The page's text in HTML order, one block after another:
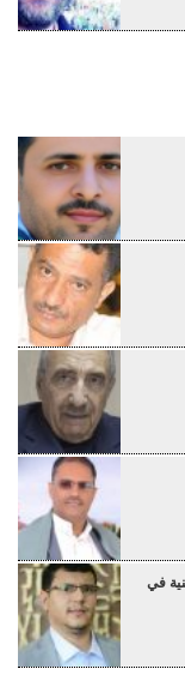
في